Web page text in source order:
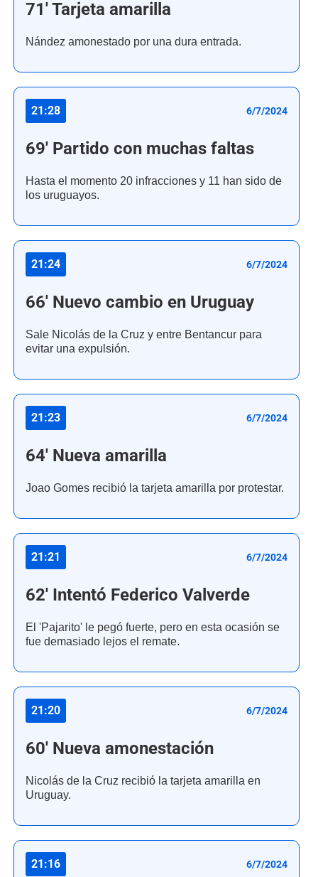
71' Tarjeta amarilla
Nández amonestado por una dura entrada.
21:28 6/7/2024
69' Partido con muchas faltas
Hasta el momento 20 infracciones y 11 han sido de
los uruguayos.
21:24 6/7/2024
66' Nuevo cambio en Uruguay
Sale Nicolás de la Cruz y entre Bentancur para
evitar una expulsión.
21:23 6/7/2024
64' Nueva amarilla
Joao Gomes recibió la tarjeta amarilla por protestar.
21:21 6/7/2024
62' Intentó Federico Valverde
El 'Pajarito' le pegó fuerte, pero en esta ocasión se
fue demasiado lejos el remate.
21:20 6/7/2024
60' Nueva amonestación
Nicolás de la Cruz recibió la tarjeta amarilla en
Uruguay.
21:16 6/7/2024